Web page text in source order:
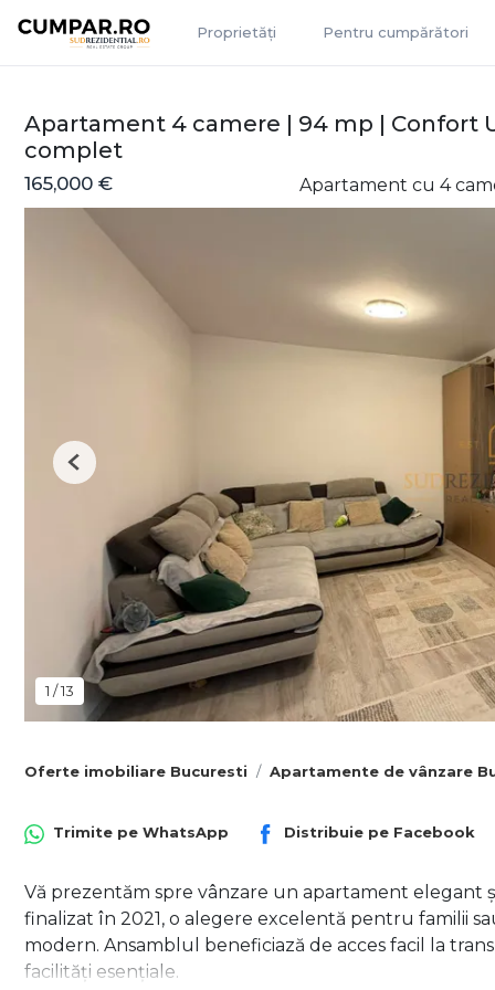
Proprietăți Pentru cumpărători
Apartament 4 camere | 94 mp | Confort
complet
165,000 € Apartament cu 4
1 /13
Previous
Oferte imobiliare Bucuresti Apartamente de vânzare
Trimite pe WhatsApp Distribuie pe Facebook
Vă prezentăm spre vânzare un apartament elegant
finalizat în 2021, o alegere excelentă pentru familii
modern. Ansamblul beneficiază de acces facil la
facilități esențiale.